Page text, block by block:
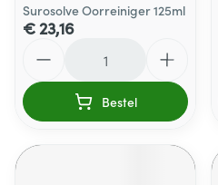
Surosolve Oorreiniger 125ml
€ 23,16
Bestel